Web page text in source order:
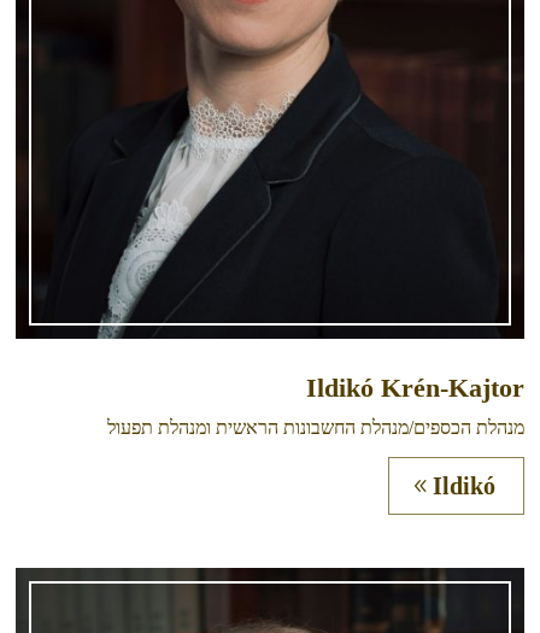
Ildikó Krén-Kajtor
מנהלת הכספים/מנהלת החשבונות הראשית ומנהלת תפעול
Ildikó